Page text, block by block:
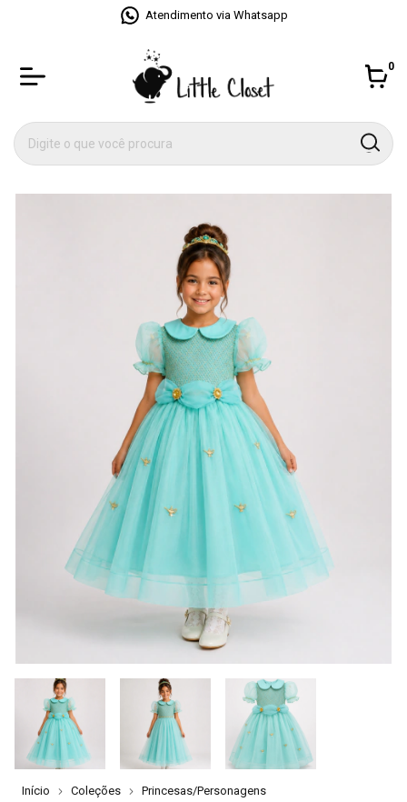
Até 4x sem juros no cartão
0
Início Coleções Princesas/Personagens